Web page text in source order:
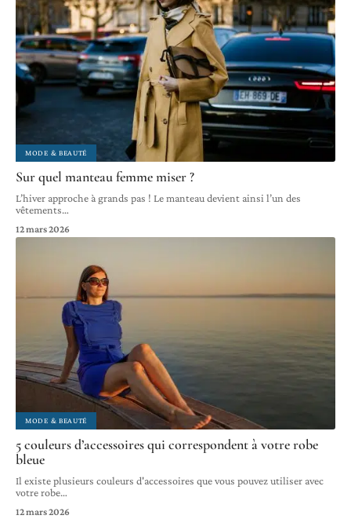
MODE & BEAUTÉ
Sur quel manteau femme miser ?
L’hiver approche à grands pas ! Le manteau devient ainsi l’un des
vêtements…
12 mars 2026
MODE & BEAUTÉ
5 couleurs d’accessoires qui correspondent à votre robe
bleue
Il existe plusieurs couleurs d'accessoires que vous pouvez utiliser avec
votre robe…
12 mars 2026